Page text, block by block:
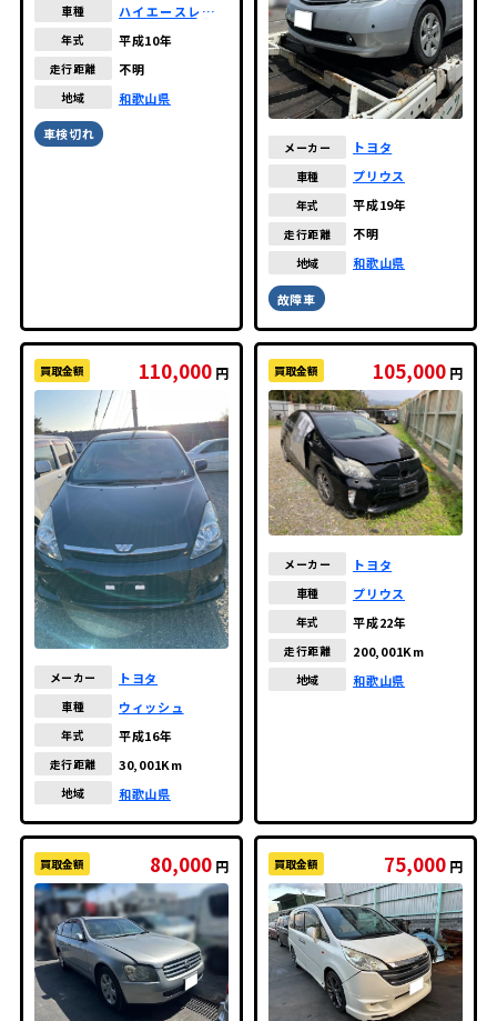
車種
ハイエースレジア
年式 平成10年
走行距離 不明
地域 和歌山県
車検切れ
メーカー トヨタ
車種 プリウス
年式 平成19年
走行距離 不明
地域 和歌山県
故障車
買取金額 110,000 円
メーカー トヨタ
車種 ウィッシュ
年式 平成16年
走行距離 30,001Km
地域 和歌山県
買取金額 105,000 円
メーカー トヨタ
車種 プリウス
年式 平成22年
走行距離 200,001Km
地域 和歌山県
買取金額 80,000 円 買取金額 75,000 円